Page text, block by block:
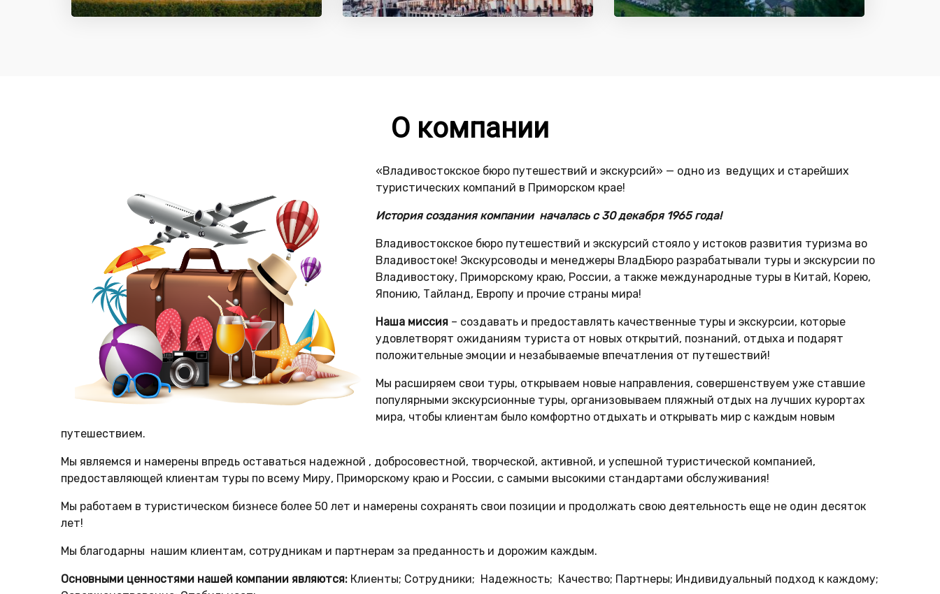
О компании
«Владивостокское бюро путешествий и экскурсий» — одно из ведущих и старейших
туристических компаний в Приморском крае!
История создания компании началась с 30 декабря 1965 года!
Владивостокское бюро путешествий и экскурсий стояло у истоков развития туризма во
Владивостоке! Экскурсоводы и менеджеры ВладБюро разрабатывали туры и экскурсии по
Владивостоку, Приморскому краю, России, а также международные туры в Китай, Корею,
Японию, Тайланд, Европу и прочие страны мира!
Наша миссия – создавать и предоставлять качественные туры и экскурсии, которые
удовлетворят ожиданиям туриста от новых открытий, познаний, отдыха и подарят
положительные эмоции и незабываемые впечатления от путешествий!
Мы расширяем свои туры, открываем новые направления, совершенствуем уже ставшие
популярными экскурсионные туры, организовываем пляжный отдых на лучших курортах
мира, чтобы клиентам было комфортно отдыхать и открывать мир с каждым новым
путешествием.
Мы являемся и намерены впредь оставаться надежной , добросовестной, творческой, активной, и успешной туристической компанией,
предоставляющей клиентам туры по всему Миру, Приморскому краю и России, с самыми высокими стандартами обслуживания!
Мы работаем в туристическом бизнесе более 50 лет и намерены сохранять свои позиции и продолжать свою деятельность еще не один десяток
лет!
Мы благодарны нашим клиентам, сотрудникам и партнерам за преданность и дорожим каждым.
Основными ценностями нашей компании являются: Клиенты; Сотрудники; Надежность; Качество; Партнеры; Индивидуальный подход к каждому;